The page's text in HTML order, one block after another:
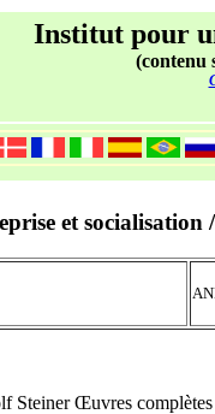
Institut pour
(contenu
et
Steiner Œuvres